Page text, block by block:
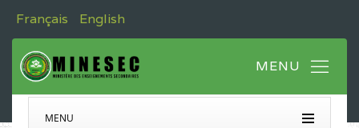
Français English
MENU